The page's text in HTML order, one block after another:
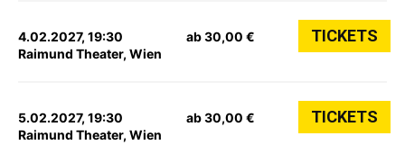
4.02.2027, 19:30
Raimund Theater, Wien
ab 30,00 € TICKETS
5.02.2027, 19:30
Raimund Theater, Wien
ab 30,00 € TICKETS